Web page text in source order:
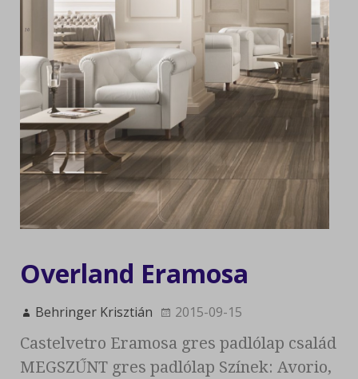
Overland Eramosa
Behringer Krisztián 2015-09-15
Castelvetro Eramosa gres padlólap család
MEGSZŰNT gres padlólap Színek: Avorio,